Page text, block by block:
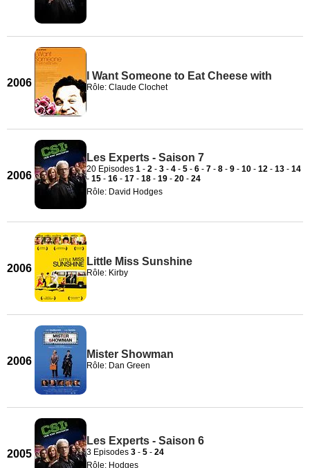
2006
I Want Someone to Eat Cheese with
Rôle: Claude Clochet
2006
Les Experts - Saison 7
20 Episodes 1 - 2 - 3 - 4 - 5 - 6 - 7 - 8 - 9 - 10 - 12 - 13 - 14
- 15 - 16 - 17 - 18 - 19 - 20 - 24
Rôle: David Hodges
2006
Little Miss Sunshine
Rôle: Kirby
2006
Mister Showman
Rôle: Dan Green
2005
Les Experts - Saison 6
3 Episodes 3 - 5 - 24
Rôle: Hodges